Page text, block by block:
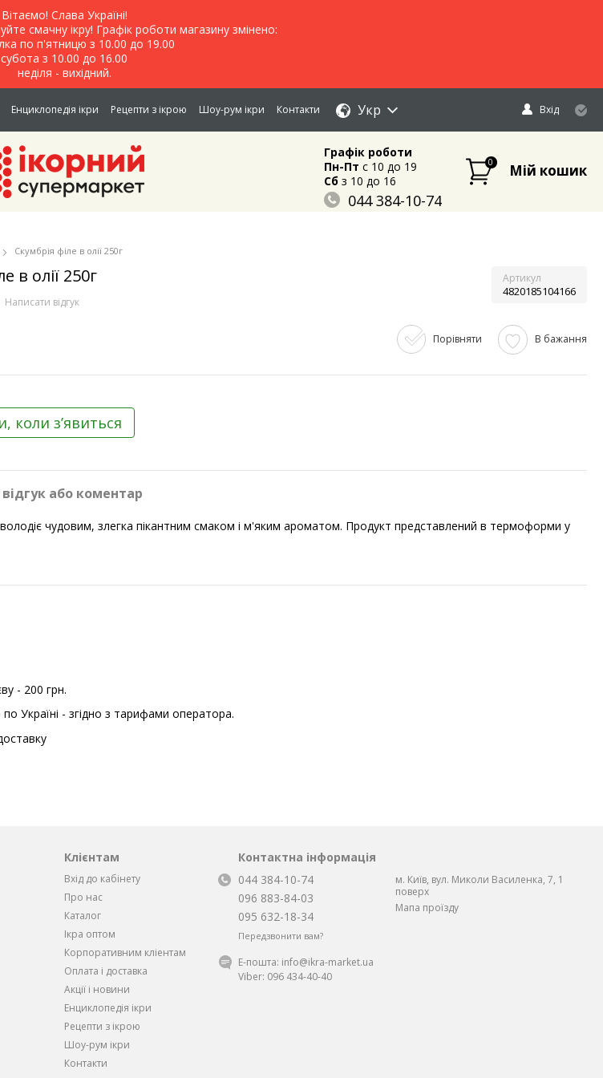
Вітаємо! Слава Україні!
смачну ікру! Графік роботи магазину змінено:
по п'ятницю з 10.00 до 19.00
субота з 10.00 до 16.00
неділя - вихідний.
Енциклопедія ікри Рецепти з ікрою Шоу-рум ікри Контакти Укр Вхід
Графік роботи
Пн-Пт c 10 до 19
Сбз 10 до 16
044 384-10-74
0 Мій кошик
Скумбрія філе в олії 250г
в олії 250г Артикул
4820185104166
Написати відгук
Порівняти В бажання
коли з’явиться
або коментар
володіє чудовим, злегка пікантним смаком і м'яким ароматом. Продукт представлений в термоформи у
- 200 грн.
Україні - згідно з тарифами оператора.
Клієнтам
Вхід до кабінету
Про нас
Каталог
Ікра оптом
Корпоративним кліентам
Оплата і доставка
Акції і новини
Енциклопедія ікри
Рецепти з ікрою
Шоу-рум ікри
Контакти
Контактна інформація
044 384-10-74
096 883-84-03
095 632-18-34
Передзвонити вам?
м. Київ, вул. Миколи Василенка, 7, 1
поверх
Мапа проїзду
Е-пошта: info@ikra-market.ua
Viber: 096 434-40-40